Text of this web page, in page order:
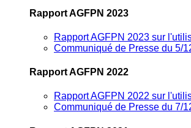
Rapport AGFPN 2023
Rapport AGFPN 2023 sur
Communiqué de Presse du 5/
Rapport AGFPN 2022
Rapport AGFPN 2022 sur
Communiqué de Presse du 7/